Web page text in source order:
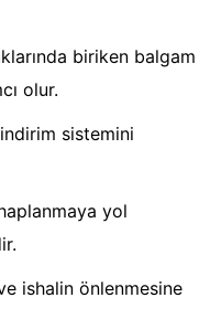
biriken balgam
olur.
sistemini
yol
ishalin önlenmesine